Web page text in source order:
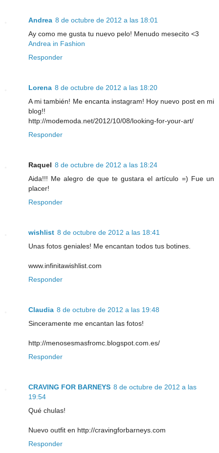
Andrea 8 de octubre de 2012 a las 18:01
Ay como me gusta tu nuevo pelo! Menudo mesecito <3
Andrea in Fashion
Responder
Lorena 8 de octubre de 2012 a las 18:20
A mi también! Me encanta instagram! Hoy nuevo post en mi
blog!!
http://modemoda.net/2012/10/08/looking-for-your-art/
Responder
Raquel 8 de octubre de 2012 a las 18:24
Aida!!! Me alegro de que te gustara el artículo =) Fue un
placer!
Responder
wishlist 8 de octubre de 2012 a las 18:41
Unas fotos geniales! Me encantan todos tus botines.
www.infinitawishlist.com
Responder
Claudia 8 de octubre de 2012 a las 19:48
Sinceramente me encantan las fotos!
http://menosesmasfromc.blogspot.com.es/
Responder
CRAVING FOR BARNEYS 8 de octubre de 2012 a las
19:54
Qué chulas!
Nuevo outfit en http://cravingforbarneys.com
Responder